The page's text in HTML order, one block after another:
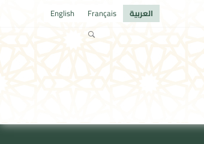
العربية Français
English